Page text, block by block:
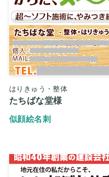
はりきゅう・整体
たちばな堂様
似顔絵名刺